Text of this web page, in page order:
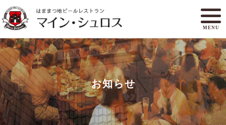
MENU
メニュー
ランチ
アクセスマップ
マイン・シュロスとは
お知らせ